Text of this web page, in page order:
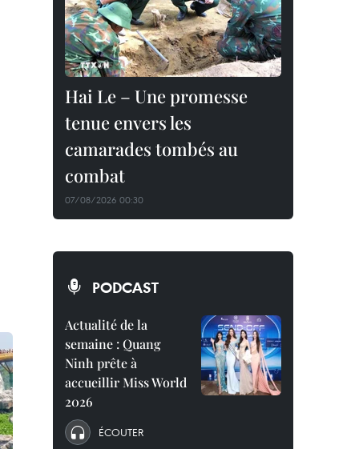
Hai Le – Une promesse
tenue envers les
camarades tombés au
combat
07/08/2026 00:30
PODCAST
Actualité de la
semaine : Quang
Ninh prête à
accueillir Miss World
2026
ÉCOUTER